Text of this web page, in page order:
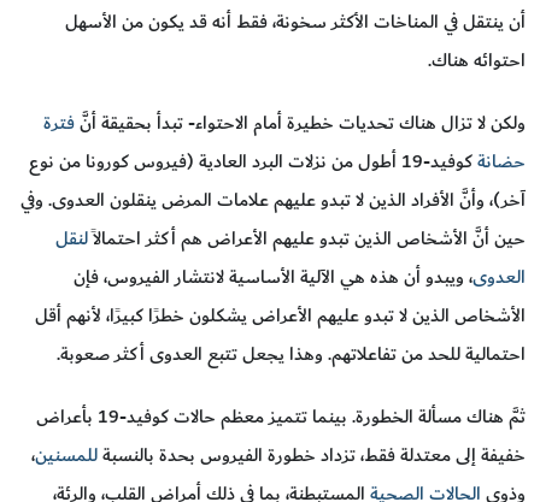
أن ينتقل في المناخات الأكثر سخونة، فقط أنه قد يكون من الأسهل
احتوائه هناك.
ولكن لا تزال هناك تحديات خطيرة أمام الاحتواء- تبدأ بحقيقة أنَّفترة
حضانة
كوفيد-19 أطول من نزلات البرد العادية (فيروس كورونا من نوع
آخر)، وأنَّ الأفراد الذين لا تبدو عليهم علامات المرض ينقلون العدوى. وفي
حين أنَّ الأشخاص الذين تبدو عليهم الأعراض هم أكثر احتمالاًلنقل
العدوى، ويبدو أن هذه هي الآلية الأساسية لانتشار الفيروس، فإن
الأشخاص الذين لا تبدو عليهم الأعراض يشكلون خطرًا كبيرًا، لأنهم أقل
احتمالية للحد من تفاعلاتهم. وهذا يجعل تتبع العدوى أكثر صعوبة.
ثمَّ هناك مسألة الخطورة. بينما تتميز معظم حالات كوفيد-19 بأعراض
خفيفة إلى معتدلة فقط، تزداد خطورة الفيروس بحدة بالنسبةللمسنين،
وذويالحالات الصحيةالمستبطنة، بما في ذلك أمراض القلب، والرئة،